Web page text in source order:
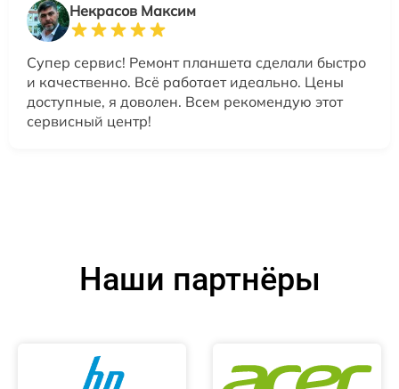
Некрасов Максим
Супер сервис! Ремонт планшета сделали быстро
и качественно. Всё работает идеально. Цены
доступные, я доволен. Всем рекомендую этот
сервисный центр!
Наши партнёры